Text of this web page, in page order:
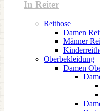
In Reiter
Reithose
Damen
Männer
Oberbekleidung
Damen